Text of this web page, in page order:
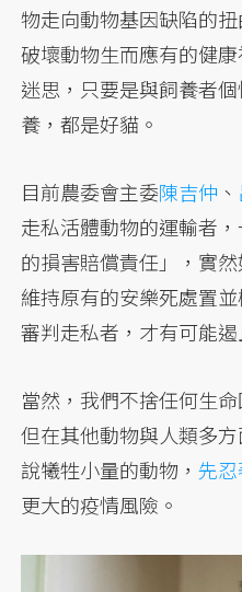
物走向動物基因缺陷的
破壞動物生而應有的健
迷思，只要是與飼養者
養，都是好貓。
目前農委會主委陳吉仲 、
走私活體動物的運輸者
的損害賠償責任」，實
維持原有的安樂死處置
審判走私者，才有可能遏
當然，我們不捨任何生
但在其他動物與人類多
說犧牲小量的動物，先
更大的疫情風險。